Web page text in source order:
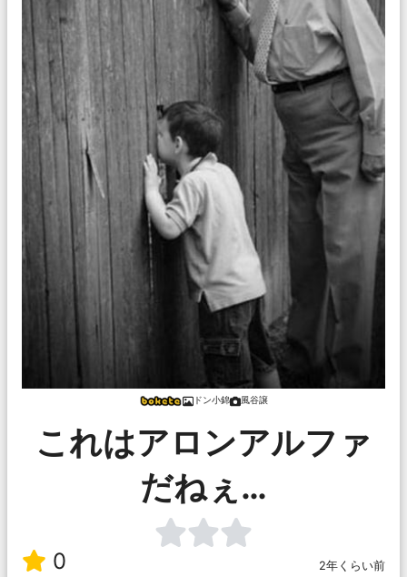
ドン小錦 風谷譲
これはアロンアルファ
だねぇ…
0 2年くらい前